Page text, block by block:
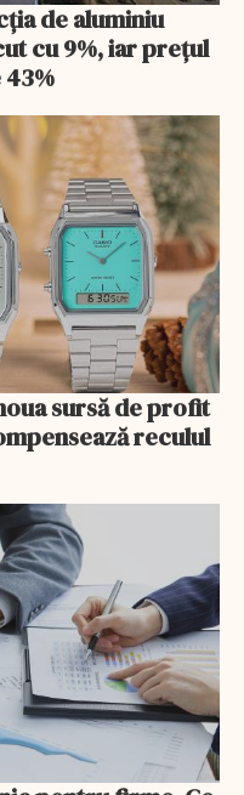
de aluminiu
cu 9%, iar prețul
sursă de profit
reculul